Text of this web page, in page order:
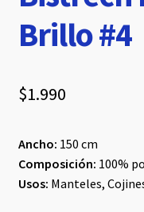
Brillo #4
$1.990
Ancho: 150 cm
Composición: 100%
Usos: Manteles,